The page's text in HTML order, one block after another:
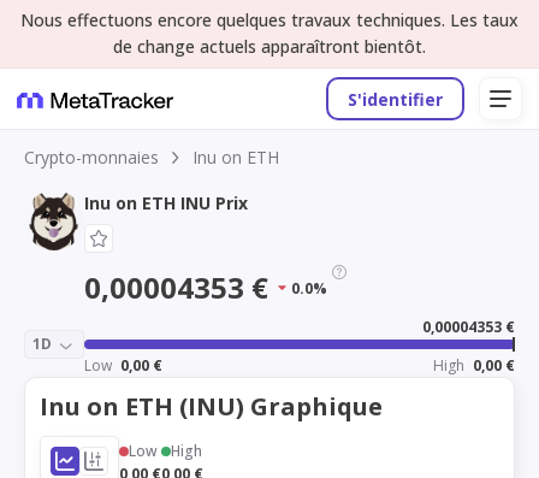
Nous effectuons encore quelques travaux techniques. Les taux
de change actuels apparaîtront bientôt.
S'identifier
Crypto-monnaies
Inu on ETH
Inu on ETH INU Prix
0,00004353 € 0.0%
1D
0,00004353 €
Low 0,00 € High 0,00 €
Inu on ETH (INU) Graphique
Low
0,00 €
High
0,00 €